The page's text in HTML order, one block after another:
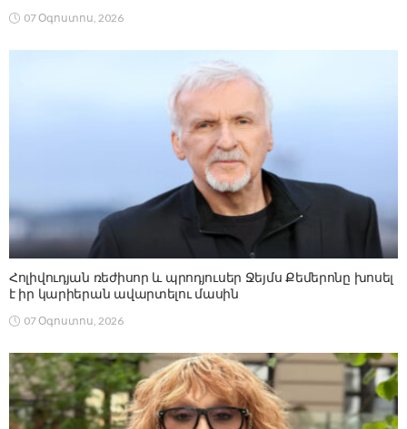
07 Օգոստոս, 2026
Հոլիվուդյան ռեժիսոր և պրոդյուսեր Ջեյմս Քեմերոնը խոսել
է իր կարիերան ավարտելու մասին
07 Օգոստոս, 2026